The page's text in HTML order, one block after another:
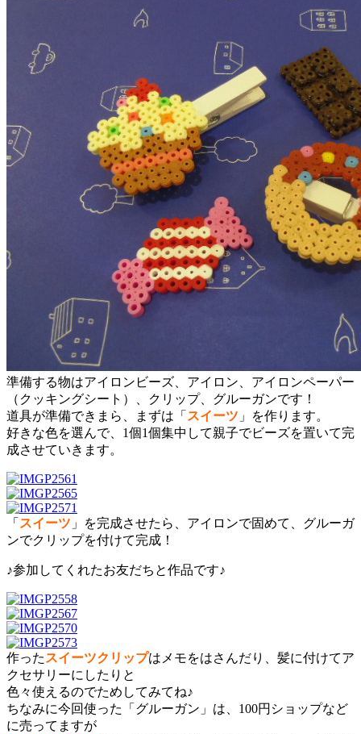
準備する物はアイロンビーズ、アイロン、アイロンペーパー
（クッキングシート）、クリップ、グルーガンです！
道具が準備できまら、まずは「 スイーツ 」を作ります。
好きな色を選んで、1個1個集中して親子でビーズを置いて完
成させていきます。
「 スイーツ 」を完成させたら、アイロンで固めて、グルーガ
ンでクリップを付けて完成！
♪参加してくれたお友だちと作品です♪
作った スイーツクリップはメモをはさんだり、髪に付けてア
クセサリーにしたりと
色々使えるのでためしてみてね♪
ちなみに今回使った「グルーガン」は、100円ショップなど
に売ってますが